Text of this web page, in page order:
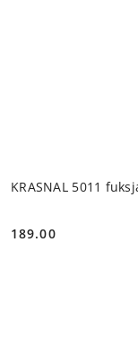
KRASNAL 5011
Cena:
189.00